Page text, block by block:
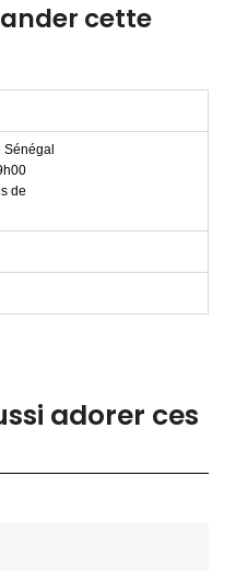
cette
de
adorer ces